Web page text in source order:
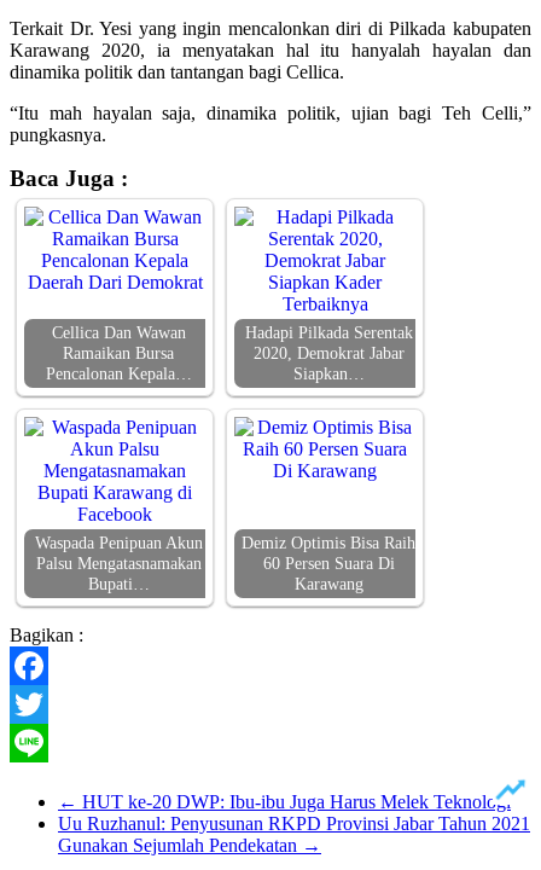
Terkait Dr. Yesi yang ingin mencalonkan diri di Pilkada kabupaten
Karawang 2020, ia menyatakan hal itu hanyalah hayalan dan
dinamika politik dan tantangan bagi Cellica.
“Itu mah hayalan saja, dinamika politik, ujian bagi Teh Celli,”
pungkasnya.
Baca Juga :
Cellica Dan Wawan
Ramaikan Bursa
Pencalonan Kepala…
Hadapi Pilkada Serentak
2020, Demokrat Jabar
Siapkan…
Waspada Penipuan Akun
Palsu Mengatasnamakan
Bupati…
Demiz Optimis Bisa Raih
60 Persen Suara Di
Karawang
Bagikan :
Facebook
Twitter
← HUT ke-20 DWP: Ibu-ibu Juga Harus Melek Teknologi
Uu Ruzhanul: Penyusunan RKPD Provinsi Jabar Tahun 2021
Gunakan Sejumlah Pendekatan →